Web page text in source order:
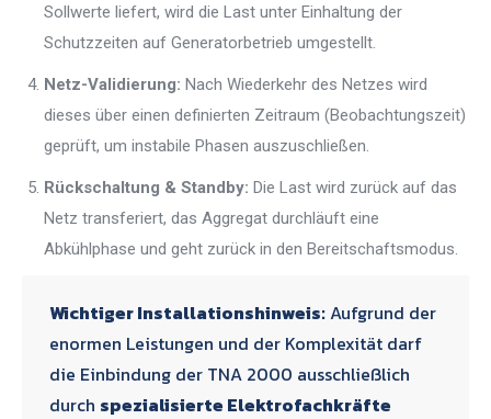
Sollwerte liefert, wird die Last unter Einhaltung der
Schutzzeiten auf Generatorbetrieb umgestellt.
Netz-Validierung: Nach Wiederkehr des Netzes wird
dieses über einen definierten Zeitraum (Beobachtungszeit)
geprüft, um instabile Phasen auszuschließen.
Rückschaltung & Standby: Die Last wird zurück auf das
Netz transferiert, das Aggregat durchläuft eine
Abkühlphase und geht zurück in den Bereitschaftsmodus.
Wichtiger Installationshinweis:Aufgrund der
enormen Leistungen und der Komplexität darf
die Einbindung der TNA 2000 ausschließlich
durch spezialisierte Elektrofachkräfte